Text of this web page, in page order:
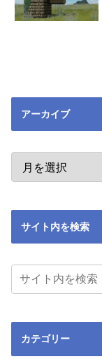
アーカイブ
サイト内を検索
カテゴリー